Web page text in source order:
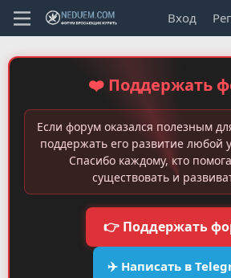
Вход
❤️ Поддержать
Если форум оказался полезным
поддержать его развитие любой
Спасибо каждому, кто
существовать и
👉 Поддержать
✈️ Написать в